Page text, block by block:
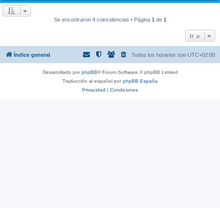
Se encontraron 4 coincidencias • Página 1 de 1
Ir a
Índice general Todos los horarios son UTC+02:00
Desarrollado porphpBB® Forum Software © phpBB Limited
Traducción al español porphpBB España
Privacidad | Condiciones